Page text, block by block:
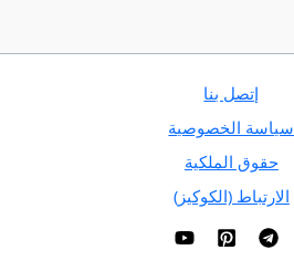
إتصل بنا
سياسة الخصوصية
حقوق الملكية
الارتباط (الكوكيز)